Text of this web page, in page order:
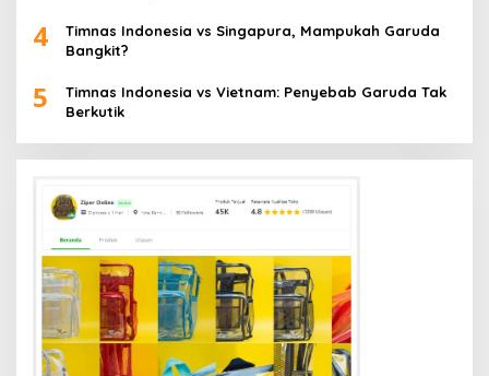
4
Timnas Indonesia vs Singapura, Mampukah Garuda
Bangkit?
5
Timnas Indonesia vs Vietnam: Penyebab Garuda Tak
Berkutik